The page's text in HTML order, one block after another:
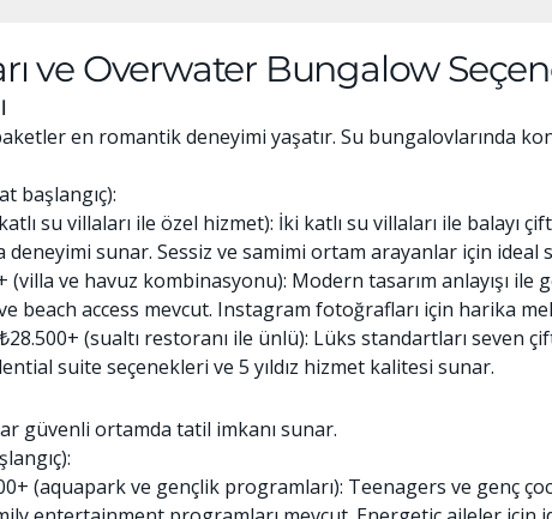
ve Overwater Bungalow
en romantik deneyimi yaşatır. Su bungalovlarında
başlangıç):
su villaları ile özel hizmet): İki katlı su villaları ile balayı
sunar. Sessiz ve samimi ortam arayanlar için ideal
ve havuz kombinasyonu): Modern tasarım anlayışı ile
beach access mevcut. Instagram fotoğrafları için harika
(sualtı restoranı ile ünlü): Lüks standartları seven
suite seçenekleri ve 5 yıldız hizmet kalitesi sunar.
güvenli ortamda tatil imkanı sunar.
(aquapark ve gençlik programları): Teenagers ve genç